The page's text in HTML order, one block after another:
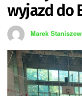
wyjazd do
Marek